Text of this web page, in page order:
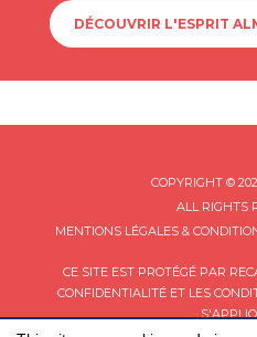
DÉCOUVRIR L'ESPRIT
COPYRIGHT ©
ALL RIGHTS
MENTIONS LÉGALES &
CE SITE EST PROTÉGÉ PAR
CONFIDENTIALITÉET LES